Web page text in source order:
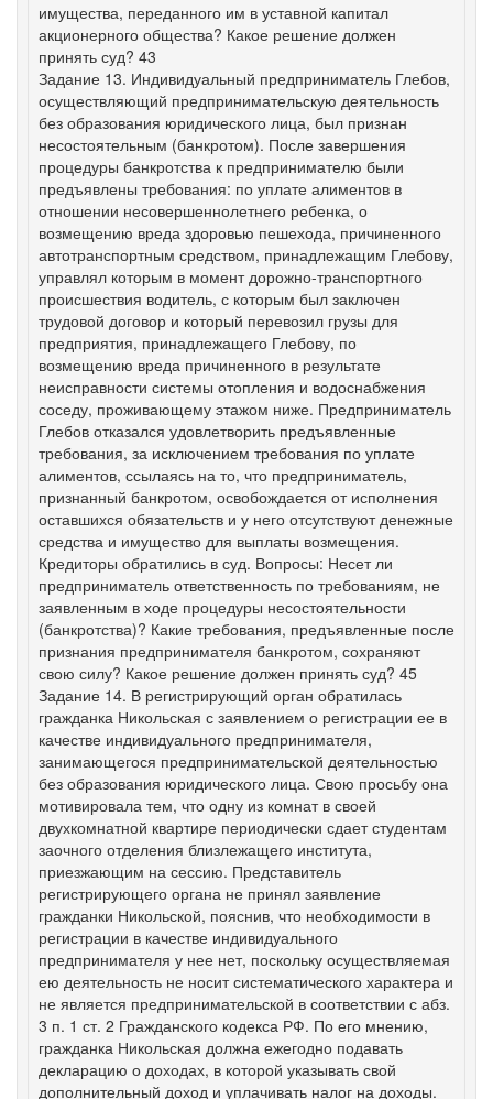
имущества, переданного им в уставной капитал
акционерного общества? Какое решение должен
принять суд? 43
Задание 13. Индивидуальный предприниматель Глебов,
осуществляющий предпринимательскую деятельность
без образования юридического лица, был признан
несостоятельным (банкротом). После завершения
процедуры банкротства к предпринимателю были
предъявлены требования: по уплате алиментов в
отношении несовершеннолетнего ребенка, о
возмещению вреда здоровью пешехода, причиненного
автотранспортным средством, принадлежащим Глебову,
управлял которым в момент дорожно-транспортного
происшествия водитель, с которым был заключен
трудовой договор и который перевозил грузы для
предприятия, принадлежащего Глебову, по
возмещению вреда причиненного в результате
неисправности системы отопления и водоснабжения
соседу, проживающему этажом ниже. Предприниматель
Глебов отказался удовлетворить предъявленные
требования, за исключением требования по уплате
алиментов, ссылаясь на то, что предприниматель,
признанный банкротом, освобождается от исполнения
оставшихся обязательств и у него отсутствуют денежные
средства и имущество для выплаты возмещения.
Кредиторы обратились в суд. Вопросы: Несет ли
предприниматель ответственность по требованиям, не
заявленным в ходе процедуры несостоятельности
(банкротства)? Какие требования, предъявленные после
признания предпринимателя банкротом, сохраняют
свою силу? Какое решение должен принять суд? 45
Задание 14. В регистрирующий орган обратилась
гражданка Никольская с заявлением о регистрации ее в
качестве индивидуального предпринимателя,
занимающегося предпринимательской деятельностью
без образования юридического лица. Свою просьбу она
мотивировала тем, что одну из комнат в своей
двухкомнатной квартире периодически сдает студентам
заочного отделения близлежащего института,
приезжающим на сессию. Представитель
регистрирующего органа не принял заявление
гражданки Никольской, пояснив, что необходимости в
регистрации в качестве индивидуального
предпринимателя у нее нет, поскольку осуществляемая
ею деятельность не носит систематического характера и
не является предпринимательской в соответствии с абз.
3 п. 1 ст. 2 Гражданского кодекса РФ. По его мнению,
гражданка Никольская должна ежегодно подавать
декларацию о доходах, в которой указывать свой
дополнительный доход и уплачивать налог на доходы.